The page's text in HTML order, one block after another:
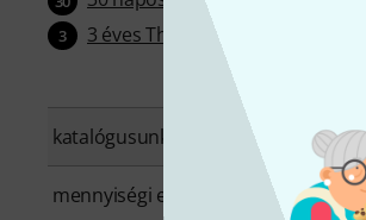
3 3 éves Thomann-garancia
katalógusunkba bekerült:
mennyiségi egység